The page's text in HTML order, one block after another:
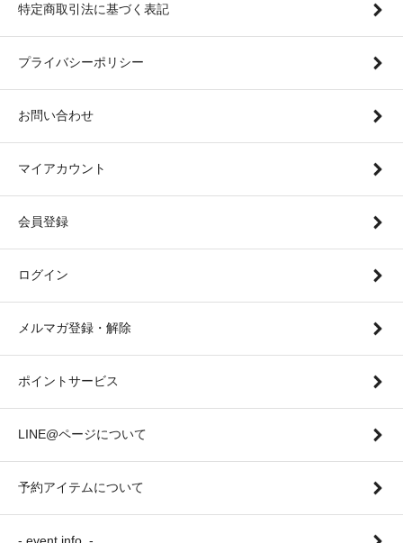
特定商取引法に基づく表記
プライバシーポリシー
お問い合わせ
マイアカウント
会員登録
ログイン
メルマガ登録・解除
ポイントサービス
LINE@ページについて
予約アイテムについて